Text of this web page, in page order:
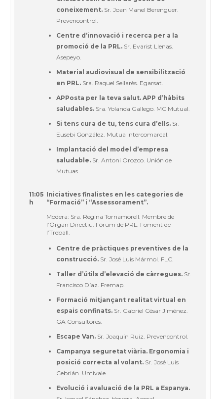
coneixement. Sr. Joan Manel Berenguer.
Prevencontrol.
Centre d’innovació i recerca per a la
promoció de la PRL. Sr. Evarist Llenas.
Asepeyo.
Material audiovisual de sensibilització
en PRL. Sra. Raquel Sellarès. Egarsat.
APPosta per la teva salut. APP d’hàbits
saludables. Sra. Yolanda Gallego. MC Mutual.
Si tens cura de tu, tens cura d’ells. Sr.
Eusebi González. Mutua Intercomarcal.
Implantació del model d’empresa
saludable. Sr. Antoni Orozco. Unión de
Mutuas.
11:05
h
Iniciatives finalistes en les categories de
“Formació” i “Assessorament”.
Modera: Sra. Regina Tornamorell. Membre de
l’Òrgan Directiu. Fòrum de PRL. Foment de
l’Treball.
Centre de pràctiques preventives de la
construcció. Sr. José Luis Mármol. FLC.
Taller d’útils d’elevació de càrregues. Sr.
Francisco Díaz. Fremap.
Formació mitjançant realitat virtual en
espais confinats. Sr. Gabriel César Jiménez.
GA Consultores.
Escape Van. Sr. Joaquín Ruiz. Prevencontrol.
Campanya seguretat viària. Ergonomia i
posició correcta al volant. Sr. José Luis
Cebrián. Umivale.
Evolució i avaluació de la PRL a Espanya.